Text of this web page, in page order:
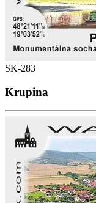
SK-283
Krupina